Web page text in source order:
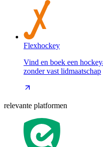
Flexhockey
Vind en boek een
zonder vast lidmaatschap
relevante platformen